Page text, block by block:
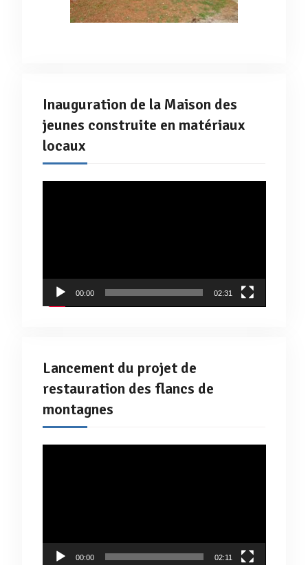
Inauguration de la Maison des
jeunes construite en matériaux
locaux
00:00 02:31
Lancement du projet de
restauration des flancs de
montagnes
00:00 02:11